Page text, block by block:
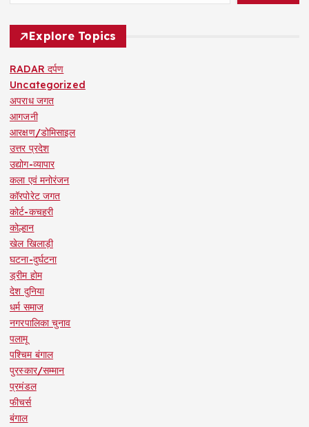
Explore Topics
RADAR दर्पण
Uncategorized
अपराध जगत
आगजनी
आरक्षण/डोमिसाइल
उत्तर प्रदेश
उद्योग-व्यापार
कला एवं मनोरंजन
कॉरपोरेट जगत
कोर्ट-कचहरी
कोल्हान
खेल खिलाड़ी
घटना-दुर्घटना
ड्रीम होम
देश दुनिया
धर्म समाज
नगरपालिका चुनाव
पलामू
पश्चिम बंगाल
पुरस्कार/सम्मान
प्रमंडल
फीचर्स
बंगाल